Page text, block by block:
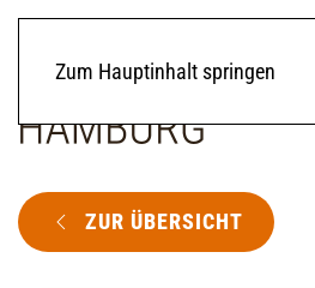
Zum Hauptinhalt springen
ZUR ÜBERSICHT